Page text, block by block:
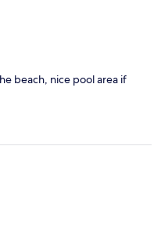
beach, nice pool area if